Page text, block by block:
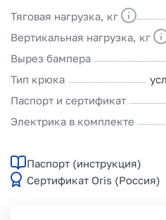
Тяговая нагрузка, кг
Вертикальная нагрузка, кг
Вырез бампера
Тип крюка
Паспорт и сертификат
Электрика в комплекте
Паспорт (инструкция)
Сертификат Oris (Россия)